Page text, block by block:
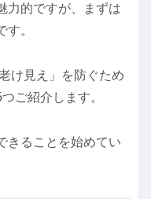
力的ですが、まずは
。
け見え」を防ぐため
ご紹介します。
きることを始めてい